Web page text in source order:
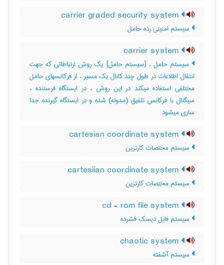
سیستم امنیتی رده حامل
سیستم حامل ، [سیستم حامل] یک روش ارتباطاتی که جهت
انتقال اطلاعات در طول چند کانال یک مسیر ، از فرکانسهای حامل
مختلفی استفاده میکند در این روش ، در ایستگاه فرستنده ،
سیگنال با فرکانس تلفیق (مدوله) شده و در ایستگاه گیرنده جدا
سازی میشود
سیستم مختصات کارتزین
سیستم مختصات کارتزین
سیستم فایل دیسک فشرده
سیستم آشفته